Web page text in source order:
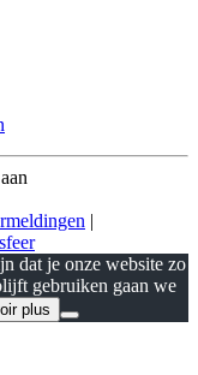
|
dat je onze website zo
gebruiken gaan we
plus